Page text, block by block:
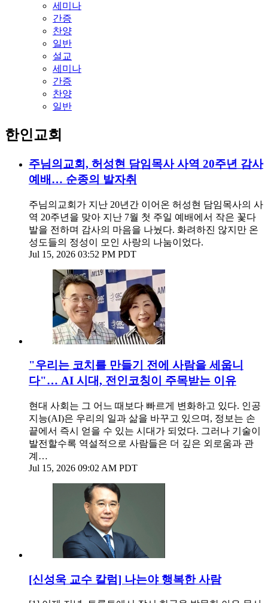
세미나
간증
찬양
일반
설교
세미나
간증
찬양
일반
한인교회
주님의교회, 허성현 담임목사 사역 20주년 감사
예배… 순종의 발자취
주님의교회가 지난 20년간 이어온 허성현 담임목사의 사
역 20주년을 맞아 지난 7월 첫 주일 예배에서 작은 꽃다
발을 전하며 감사의 마음을 나눴다. 화려하진 않지만 온
성도들의 정성이 모인 사랑의 나눔이었다.
Jul 15, 2026 03:52 PM PDT
"우리는 코치를 만들기 전에 사람을 세웁니
다"… AI 시대, 전인코칭이 주목받는 이유
현대 사회는 그 어느 때보다 빠르게 변화하고 있다. 인공
지능(AI)은 우리의 일과 삶을 바꾸고 있으며, 정보는 손
끝에서 즉시 얻을 수 있는 시대가 되었다. 그러나 기술이
발전할수록 역설적으로 사람들은 더 깊은 외로움과 관
계…
Jul 15, 2026 09:02 AM PDT
[신성욱 교수 칼럼] 나는야 행복한 사람